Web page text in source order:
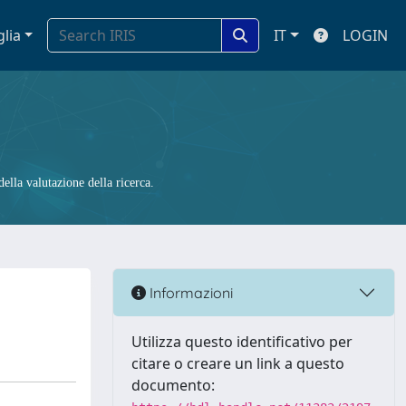
IT LOGIN
valutazione della ricerca.
Informazioni
Utilizza questo identificativo per
citare o creare un link a questo
documento: